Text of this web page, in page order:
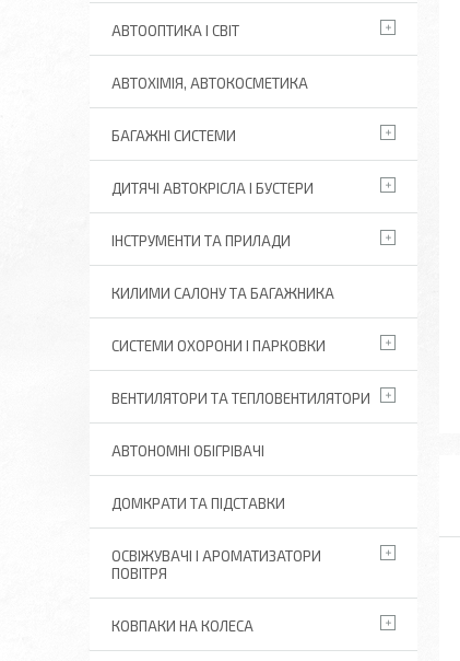
АВТООПТИКА І СВІТ
АВТОХІМІЯ, АВТОКОСМЕТИКА
БАГАЖНІ СИСТЕМИ
ДИТЯЧІ АВТОКРІСЛА І БУСТЕРИ
ІНСТРУМЕНТИ ТА ПРИЛАДИ
КИЛИМИ САЛОНУ ТА БАГАЖНИКА
СИСТЕМИ ОХОРОНИ І ПАРКОВКИ
ВЕНТИЛЯТОРИ ТА ТЕПЛОВЕНТИЛЯТОРИ
АВТОНОМНІ ОБІГРІВАЧІ
ДОМКРАТИ ТА ПІДСТАВКИ
ОСВІЖУВАЧІ І АРОМАТИЗАТОРИ
ПОВІТРЯ
КОВПАКИ НА КОЛЕСА